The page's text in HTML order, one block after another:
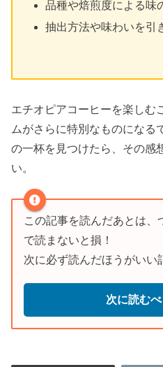
品種や焙煎度による味
抽出方法や味わいを引
エチオピアコーヒーを楽しむ
ムがさらに特別なものになる
の一杯を見つけたら、その感
い。
この記事を読んだあとは、
で読まないと損！
次に必ず読んだほうがい
次に読む